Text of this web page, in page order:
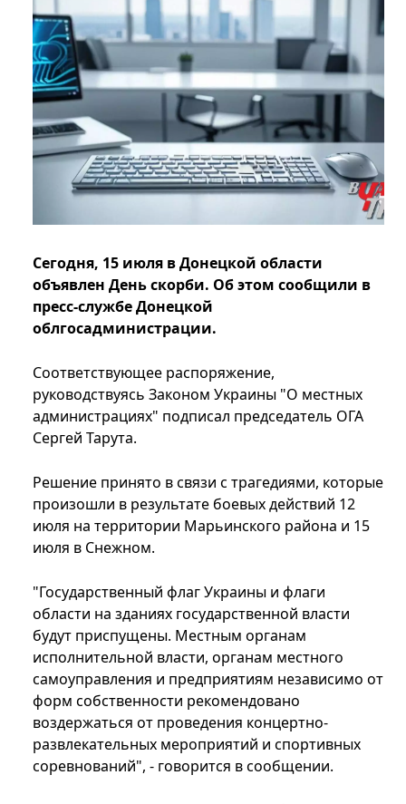
Сегодня, 15 июля в Донецкой области
объявлен День скорби. Об этом сообщили в
пресс-службе Донецкой
облгосадминистрации.
Соответствующее распоряжение,
руководствуясь Законом Украины "О местных
администрациях" подписал председатель ОГА
Сергей Тарута.
Решение принято в связи с трагедиями, которые
произошли в результате боевых действий 12
июля на территории Марьинского района и 15
июля в Снежном.
"Государственный флаг Украины и флаги
области на зданиях государственной власти
будут приспущены. Местным органам
исполнительной власти, органам местного
самоуправления и предприятиям независимо от
форм собственности рекомендовано
воздержаться от проведения концертно-
развлекательных мероприятий и спортивных
соревнований", - говорится в сообщении.